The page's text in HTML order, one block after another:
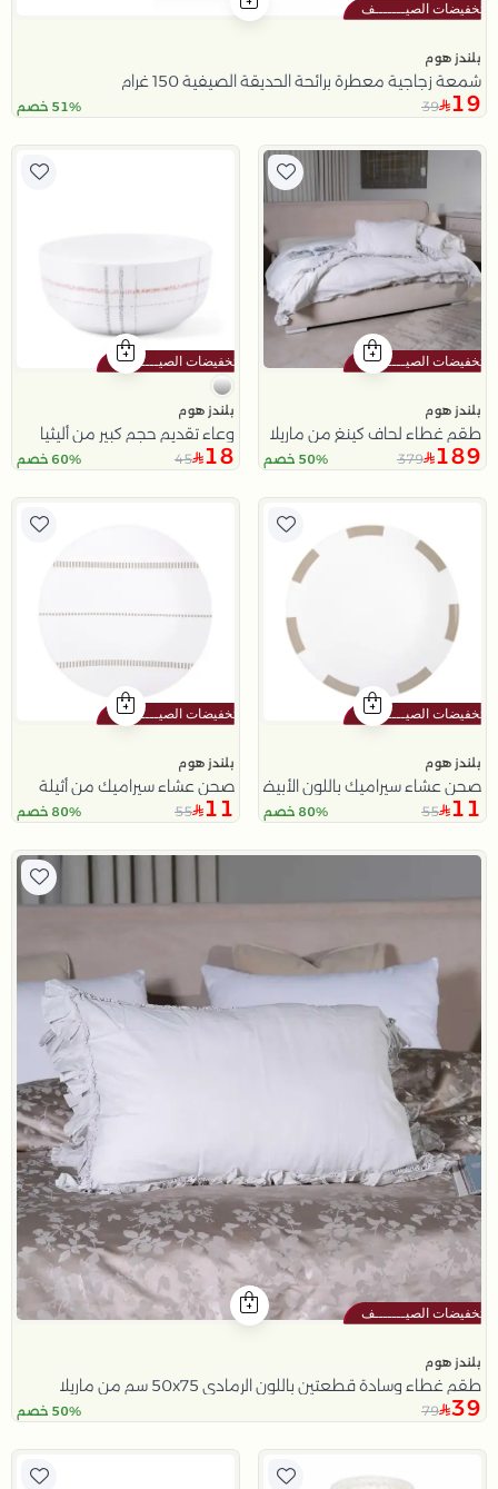
بلندز هوم
شمعة زجاجية معطرة برائحة الحديقة الصيفية 150 غرام
19
39 51% خصم
بلندز هوم
طقم غطاء لحاف كينغ من ماريلا
189
379 50% خصم
بلندز هوم
وعاء تقديم حجم كبير من أليثيا
18
45 60% خصم
بلندز هوم
صحن عشاء سيراميك باللون الأبيض و البيج من أثيلة
11
55 80% خصم
بلندز هوم
صحن عشاء سيراميك من أثيلة
11
55 80% خصم
بلندز هوم
طقم غطاء وسادة قطعتين باللون الرمادي 50x75 سم من ماريلا
39
79 50% خصم